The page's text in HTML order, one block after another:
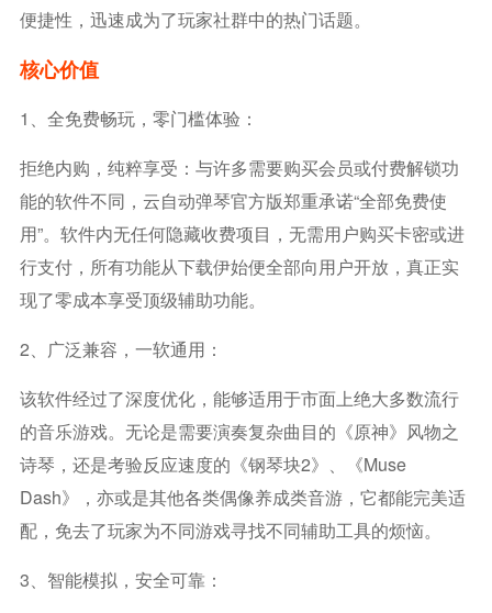
便捷性，迅速成为了玩家社群中的热门话题。
核心价值
1、全免费畅玩，零门槛体验：
拒绝内购，纯粹享受：与许多需要购买会员或付费解锁功
能的软件不同，云自动弹琴官方版郑重承诺“全部免费使
用”。软件内无任何隐藏收费项目，无需用户购买卡密或进
行支付，所有功能从下载伊始便全部向用户开放，真正实
现了零成本享受顶级辅助功能。
2、广泛兼容，一软通用：
该软件经过了深度优化，能够适用于市面上绝大多数流行
的音乐游戏。无论是需要演奏复杂曲目的《原神》风物之
诗琴，还是考验反应速度的《钢琴块2》、《Muse
Dash》，亦或是其他各类偶像养成类音游，它都能完美适
配，免去了玩家为不同游戏寻找不同辅助工具的烦恼。
3、智能模拟，安全可靠：